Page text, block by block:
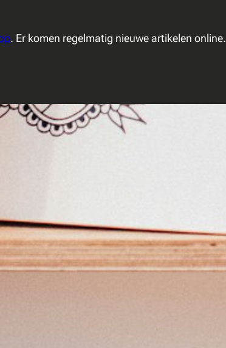
. Er komen regelmatig nieuwe artikelen online.